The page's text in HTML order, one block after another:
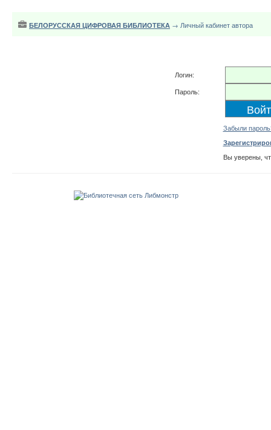
БЕЛОРУССКАЯ ЦИФРОВАЯ БИБЛИОТЕКА → Личный кабинет автора
Логин:
Пароль:
Забыли
Вы уверены,